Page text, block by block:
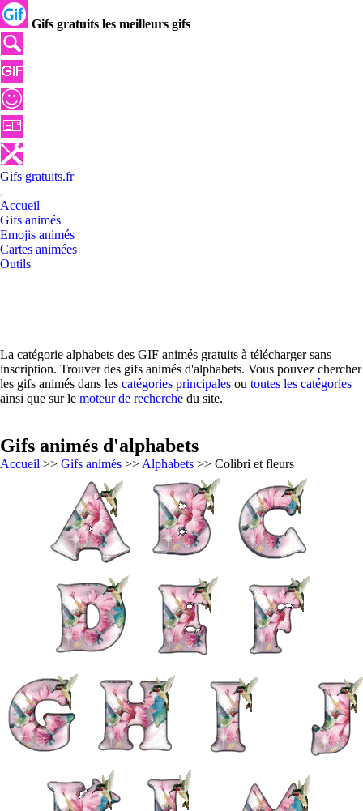
Gifs gratuits les meilleurs gifs
Gifs gratuits.fr
Accueil
Gifs animés
Emojis animés
Cartes animées
Outils
La catégorie alphabets des GIF animés gratuits à télécharger sans
inscription. Trouver des gifs animés d'alphabets. Vous pouvez chercher
les gifs animés dans les catégories principales ou toutes les catégories
ainsi que sur le moteur de recherche du site.
Gifs animés d'alphabets
Accueil >> Gifs animés >> Alphabets >> Colibri et fleurs